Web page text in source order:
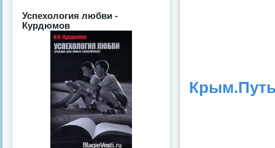
Крым.Путь
Успехология любви -
Курдюмов